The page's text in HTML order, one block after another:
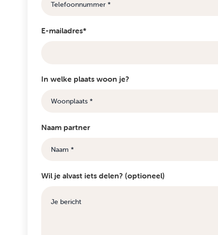
E-mailadres*
In welke plaats woon je?
Naam partner
Wil je alvast iets delen? (optioneel)